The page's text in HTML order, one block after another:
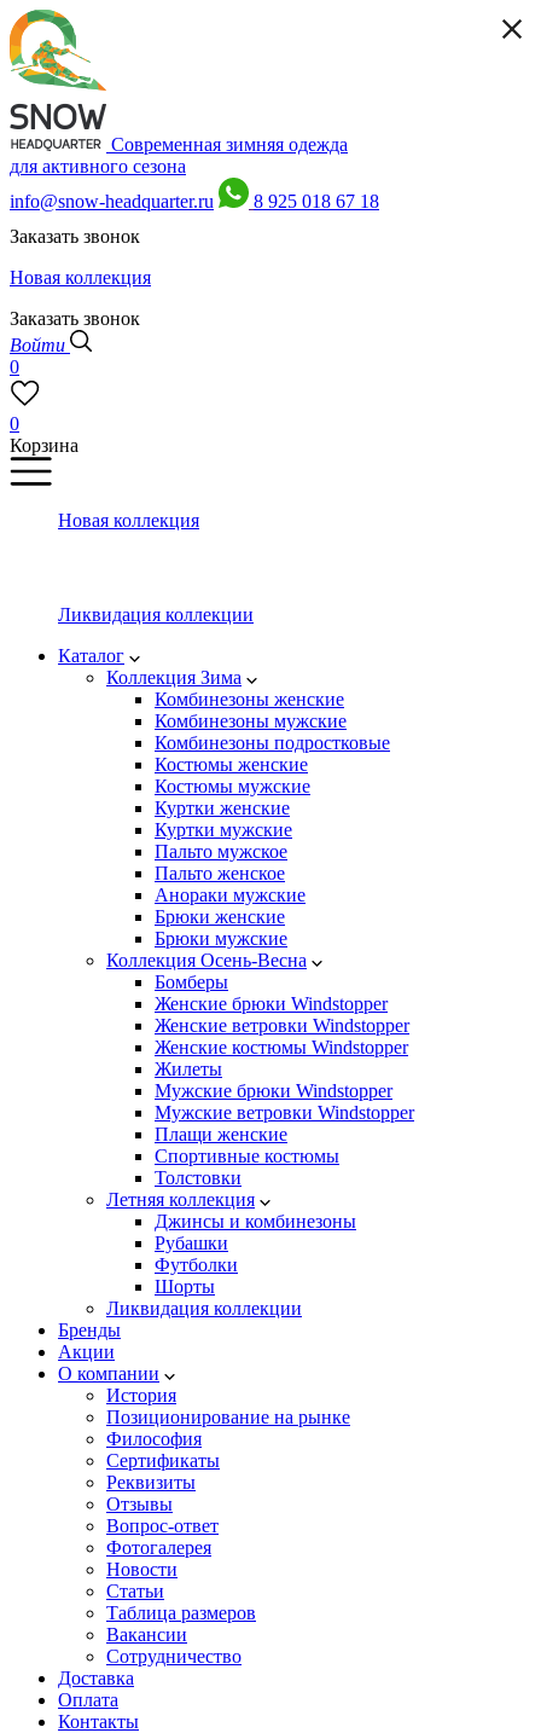
Современная зимняя одежда
для активного сезона
info@snow-headquarter.ru
8 925 018 67 18
Заказать звонок
Новая коллекция
Заказать звонок
Войти
0
0
Корзина
Новая коллекция
Ликвидация коллекции
Каталог
Коллекция Зима
Комбинезоны женские
Комбинезоны мужские
Комбинезоны подростковые
Костюмы женские
Костюмы мужские
Куртки женские
Куртки мужские
Пальто мужское
Пальто женское
Анораки мужские
Брюки женские
Брюки мужские
Коллекция Осень-Весна
Бомберы
Женские брюки Windstopper
Женские ветровки Windstopper
Женские костюмы Windstopper
Жилеты
Мужские брюки Windstopper
Мужские ветровки Windstopper
Плащи женские
Спортивные костюмы
Толстовки
Летняя коллекция
Джинсы и комбинезоны
Рубашки
Футболки
Шорты
Ликвидация коллекции
Бренды
Акции
О компании
История
Позиционирование на рынке
Философия
Сертификаты
Реквизиты
Отзывы
Вопрос-ответ
Фотогалерея
Новости
Статьи
Таблица размеров
Вакансии
Сотрудничество
Доставка
Оплата
Контакты